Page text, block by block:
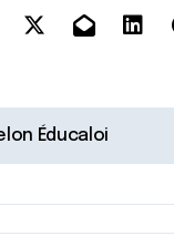
Éducaloi